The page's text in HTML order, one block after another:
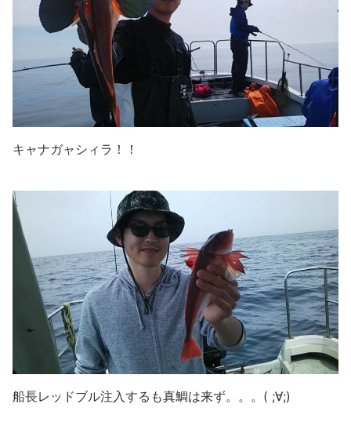
キャナガャシィラ！！
船長レッドブル注入するも真鯛は来ず。。。( ;∀;)